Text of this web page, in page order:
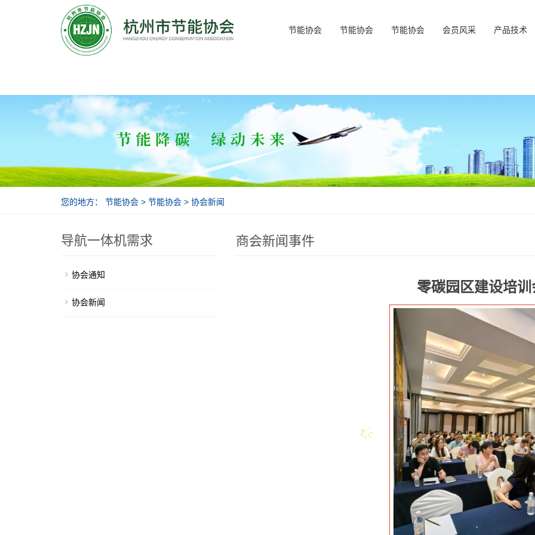
节能协会 节能协会 节能协会 节能协会 会员风采 产品技术
您的地方： 节能协会 > 节能协会 > 协会新闻
商会新闻事件
零碳园区建设培训
导航一体机需求
协会通知
协会新闻